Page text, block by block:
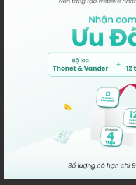
Web Chuẩn Seo
Đã được tích hợp